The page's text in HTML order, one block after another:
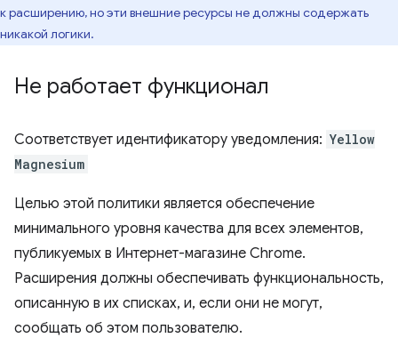
к расширению, но эти внешние ресурсы не должны содержать
никакой логики.
Не работает функционал
Соответствует идентификатору уведомления: Yellow
Magnesium
Целью этой политики является обеспечение
минимального уровня качества для всех элементов,
публикуемых в Интернет-магазине Chrome.
Расширения должны обеспечивать функциональность,
описанную в их списках, и, если они не могут,
сообщать об этом пользователю.